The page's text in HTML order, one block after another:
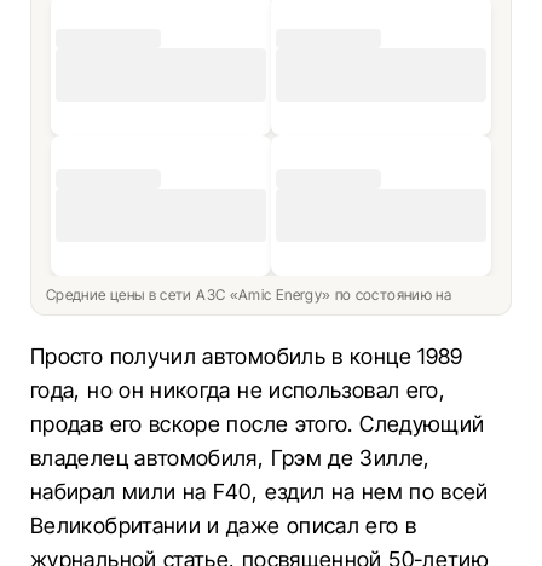
Средние цены в сети АЗС «Amic Energy» по состоянию на
Просто получил автомобиль в конце 1989
года, но он никогда не использовал его,
продав его вскоре после этого. Следующий
владелец автомобиля, Грэм де Зилле,
набирал мили на F40, ездил на нем по всей
Великобритании и даже описал его в
журнальной статье, посвященной 50-летию